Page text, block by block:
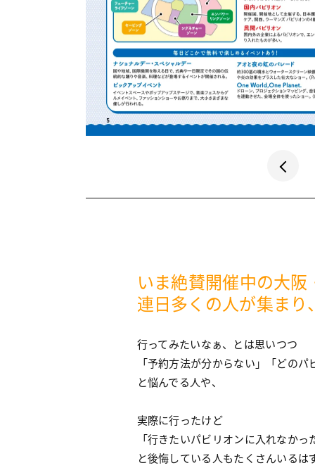
いま絶賛開催中の大
連日多くの人が集ま
行ってみたいなぁ、とは思いつつ
「予約方法が分からない」「どの
と悩んでる人や、
実際に行ったけど
「行きたいパビリオンに入れなか
と後悔している人もたくさんいるは